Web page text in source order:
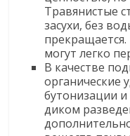
Травянистые
засухи, без
могут легко
В качестве
органические
бутонизации
диком